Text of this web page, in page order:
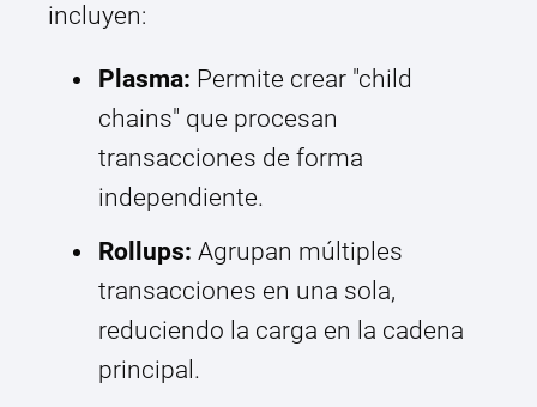
incluyen:
Plasma: Permite crear "child
chains" que procesan
transacciones de forma
independiente.
Rollups: Agrupan múltiples
transacciones en una sola,
reduciendo la carga en la cadena
principal.